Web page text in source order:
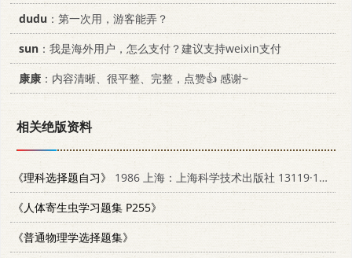
dudu ：第一次用，游客能弄？
sun ：我是海外用户，怎么支付？建议支持weixin支付
康康 ：内容清晰、很平整、完整，点赞👍 感谢~
相关绝版资料
《理科选择题自习》
1986 上海：上海科学技术出版社 13119·1365
《人体寄生虫学习题集 P255》
《普通物理学选择题集》